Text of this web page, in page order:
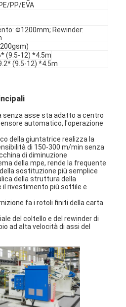
PP/EVA
Φ1200mm; Rewinder:
(9.5-12) *4.5m
(9.5-12) *4.5m
senza asse sta adatto a centro
automatico, l'operazione
della giuntatrice realizza la
di 150-300 m/min senza
di diminuzione
della mpe, rende la frequente
sostituzione più semplice
della struttura della
il rivestimento più sottile e
fa i rotoli finiti della carta
del coltello e del rewinder di
ad alta velocità di assi del